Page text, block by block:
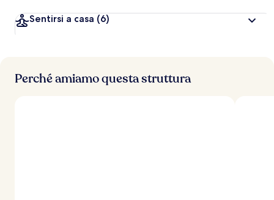
Sentirsi a casa (6)
Perché amiamo questa struttura